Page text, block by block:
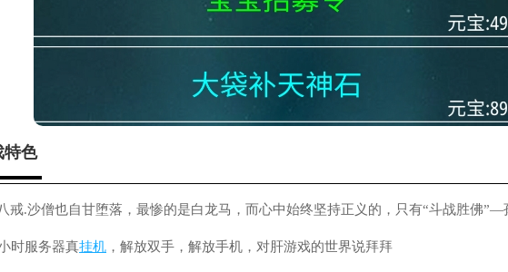
特色
戒.沙僧也自甘堕落，最惨的是白龙马，而心中始终坚持正义的，只有“斗战胜佛”—
时服务器真挂机 ，解放双手，解放手机，对肝游戏的世界说拜拜